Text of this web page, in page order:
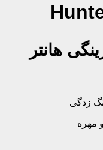
هانتر
زدگی
مهره